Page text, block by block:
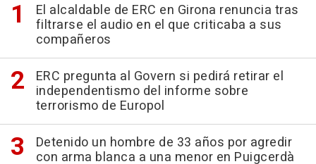
El alcaldable de ERC en Girona renuncia tras
filtrarse el audio en el que criticaba a sus
compañeros
ERC pregunta al Govern si pedirá retirar el
independentismo del informe sobre
terrorismo de Europol
Detenido un hombre de 33 años por agredir
con arma blanca a una menor en Puigcerdà